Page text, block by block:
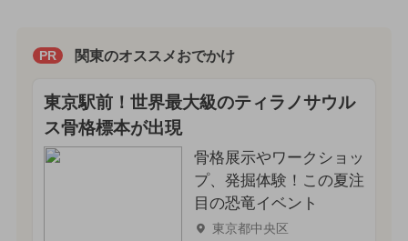
PR 関東のオススメおでかけ
東京駅前！世界最大級のティラノサウル
ス骨格標本が出現
骨格展示やワークショッ
プ、発掘体験！この夏注
目の恐竜イベント
東京都中央区